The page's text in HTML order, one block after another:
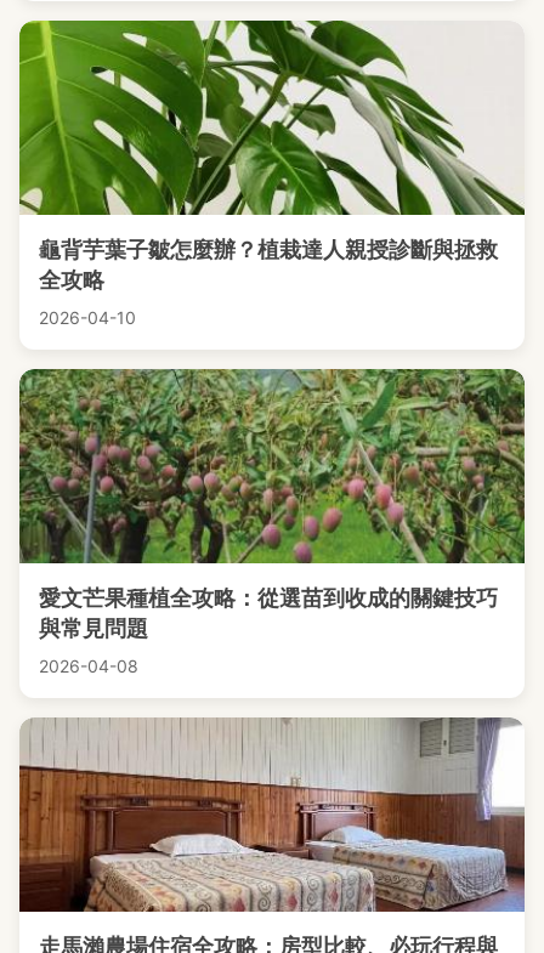
龜背芋葉子皺怎麼辦？植栽達人親授診斷與拯救
全攻略
2026-04-10
愛文芒果種植全攻略：從選苗到收成的關鍵技巧
與常見問題
2026-04-08
走馬瀨農場住宿全攻略：房型比較、必玩行程與